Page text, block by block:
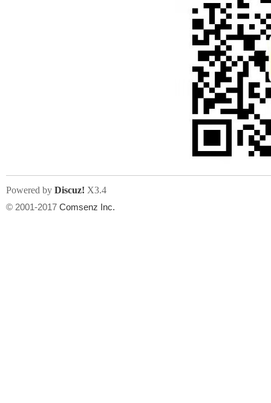
Powered by Discuz! X3.4
© 2001-2017 Comsenz Inc.